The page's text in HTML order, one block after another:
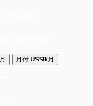
月付 US$8/月